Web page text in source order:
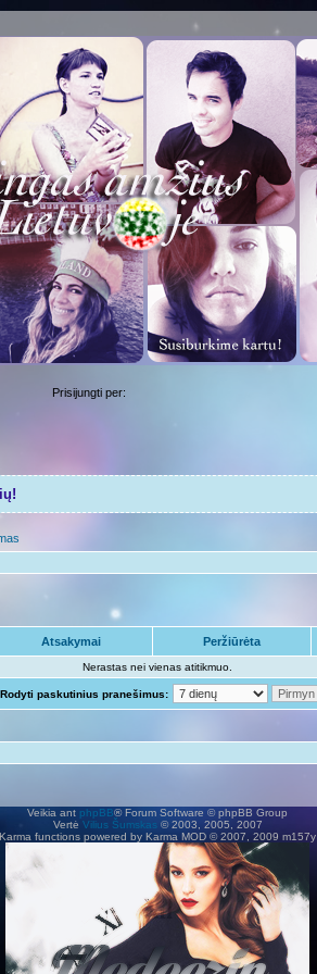
Prisijungti per:
Atsakymai Peržiūrėta
Nerastas nei vienas atitikmuo.
Rodyti paskutinius pranešimus:
Veikia ant phpBB® Forum Software © phpBB Group
Vertė Vilius Šumskas © 2003, 2005, 2007
Karma functions powered by Karma MOD © 2007, 2009 m157y